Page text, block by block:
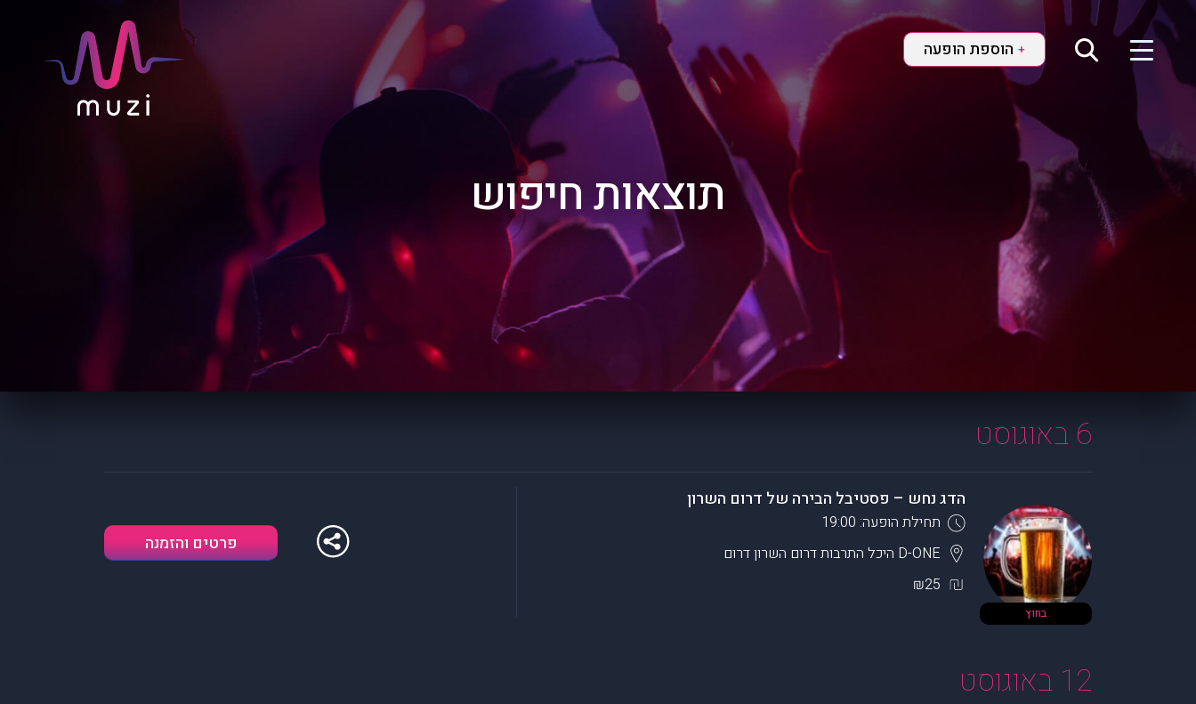
+ הוספת הופעה
תוצאות חיפוש
6 באוגוסט
בחוץ
הדג נחש – פסטיבל הבירה של דרום השרון
תחילת הופעה: 19:00
D-ONE היכל התרבות דרום השרון
דרום
₪25
פרטים והזמנה
12 באוגוסט